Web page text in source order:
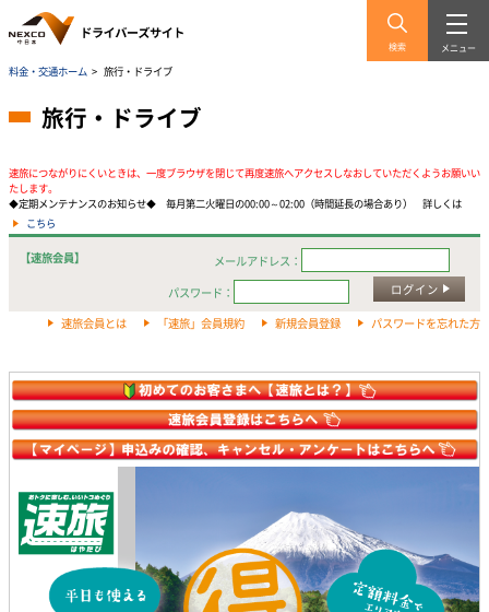
検索 メニュー
料金・交通ホーム > 旅行・ドライブ
旅行・ドライブ
速旅につながりにくいときは、一度ブラウザを閉じて再度速旅へアクセスしなおしていただくようお願いい
たします。
◆定期メンテナンスのお知らせ◆ 毎月第二火曜日の00:00～02:00（時間延長の場合あり） 詳しくは
こちら
【速旅会員】
メールアドレス：
パスワード：
ログイン
速旅会員とは 「速旅」会員規約 新規会員登録 パスワードを忘れた方